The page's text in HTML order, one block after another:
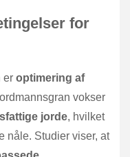
for
er optimering af
vokser
jorde, hvilket
nåle. Studier viser, at